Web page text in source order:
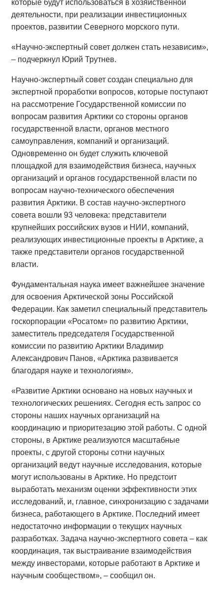
которые будут использоваться в хозяйственной
деятельности, при реализации инвестиционных
проектов, развитии Северного морского пути.
«Научно-экспертный совет должен стать независим»,
– подчеркнул Юрий Трутнев.
Научно-экспертный совет создан специально для
экспертной проработки вопросов, которые поступают
на рассмотрение Государственной комиссии по
вопросам развития Арктики со стороны органов
государственной власти, органов местного
самоуправления, компаний и организаций.
Одновременно он будет служить ключевой
площадкой для взаимодействия бизнеса, научных
организаций и органов государственной власти по
вопросам научно-технического обеспечения
развития Арктики. В состав научно-экспертного
совета вошли 93 человека: представители
крупнейших российских вузов и НИИ, компаний,
реализующих инвестиционные проекты в Арктике, а
также представители органов государственной
власти.
Фундаментальная наука имеет важнейшее значение
для освоения Арктической зоны Российской
Федерации. Как заметил специальный представитель
госкорпорации «Росатом» по развитию Арктики,
заместитель председателя Государственной
комиссии по развитию Арктики Владимир
Александрович Панов, «Арктика развивается
благодаря науке и технологиям».
«Развитие Арктики основано на новых научных и
технологических решениях. Сегодня есть запрос со
стороны наших научных организаций на
координацию и приоритезацию этой работы. С одной
стороны, в Арктике реализуются масштабные
проекты, с другой стороны сотни научных
организаций ведут научные исследования, которые
могут использованы в Арктике. Но предстоит
выработать механизм оценки эффективности этих
исследований, и, главное, синхронизацию с задачами
бизнеса, работающего в Арктике. Последний имеет
недостаточно информации о текущих научных
разработках. Задача научно-экспертного совета – как
координация, так выстраивание взаимодействия
между инвесторами, которые работают в Арктике и
научным сообществом», – сообщил он.